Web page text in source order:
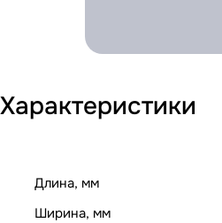
Характеристики
Длина, мм
Ширина, мм